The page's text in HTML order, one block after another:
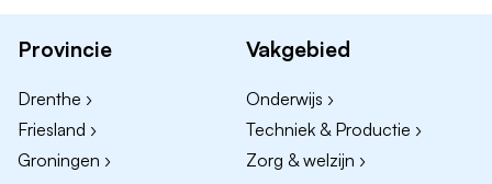
Groningen viapeno@ambulancezorggroningen.nlof
050-3053040.
Gotenburgweg 40
9723 TM Groningen
info@ambulancezorggroningen.nl
Provincie
Drenthe ›
Friesland ›
Groningen ›
Vakgebied
Onderwijs ›
Techniek & Productie ›
Zorg & welzijn ›